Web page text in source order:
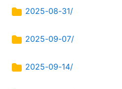
2025-08-31/
2025-09-07/
2025-09-14/